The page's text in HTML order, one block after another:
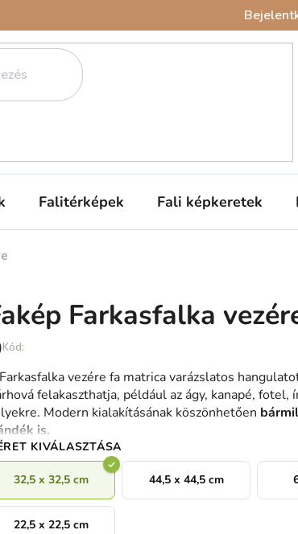
Falitérképek Fali képkeretek
Farkasfalka
vezére fa matrica varázslatos
felakaszthatja, például az ágy, kanapé, fotel,
Modern kialakításának köszönhetően
is.
KIVÁLASZTÁSA
32,5 x 32,5 cm 44,5 x 44,5 cm
22,5 x 22,5 cm